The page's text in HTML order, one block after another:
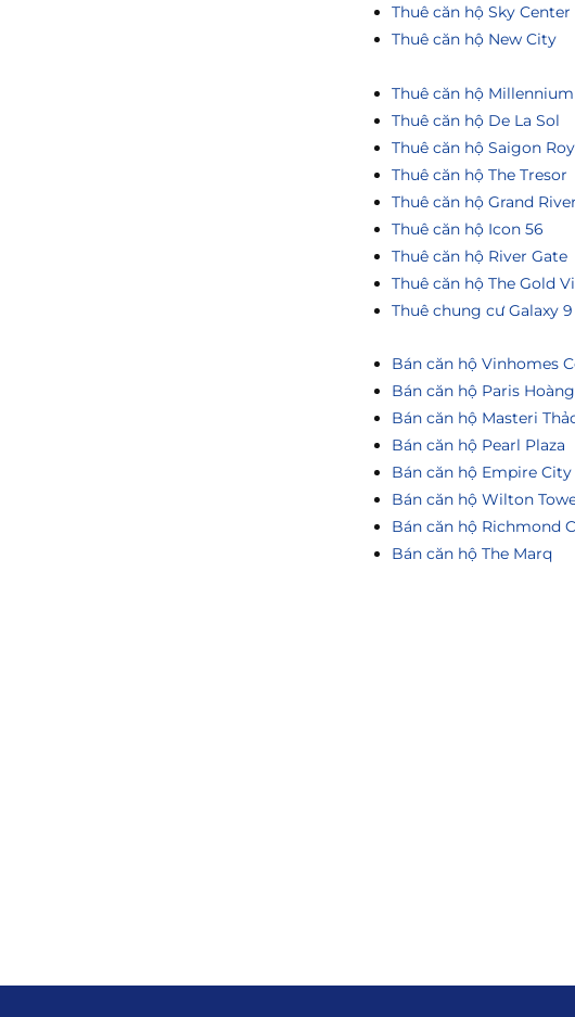
Thuê căn hộ Sky Center
Thuê căn hộ New City
Thuê căn hộ Millennium
Thuê căn hộ De La Sol
Thuê căn hộ Saigon
Thuê căn hộ The Tresor
Thuê căn hộ Grand
Thuê căn hộ Icon 56
Thuê căn hộ River Gate
Thuê căn hộ The Gold
Thuê chung cư Galaxy 9
Bán căn hộ Vinhomes
Bán căn hộ Paris
Bán căn hộ Masteri
Bán căn hộ Pearl Plaza
Bán căn hộ Empire City
Bán căn hộ Wilton
Bán căn hộ Richmond
Bán căn hộ The Marq